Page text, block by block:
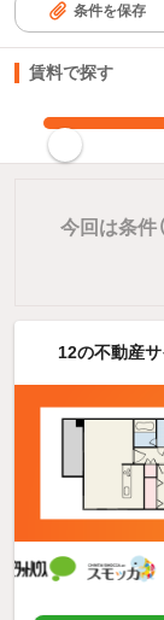
条件を保存
賃料で探す
今回は条件（
12の不動産